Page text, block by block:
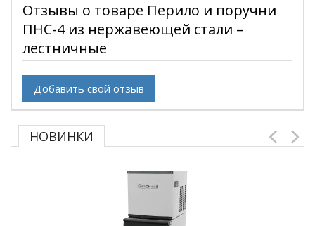
Отзывы о товаре Перило и поручни
ПНС-4 из нержавеющей стали –
лестничные
Добавить свой отзыв
НОВИНКИ